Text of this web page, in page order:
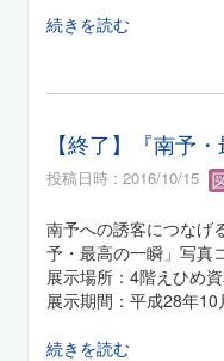
続きを読む
【終了】『南予
投稿日時 : 2016/10/15
南予への誘客につなげ
予・最高の一瞬」写真
展示場所：4階えひめ
展示期間：平成28年
続きを読む